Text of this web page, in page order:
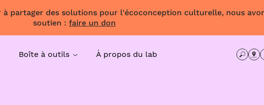
partager des solutions pour l'écoconception culturelle, nous
soutien : faire un don
Boîte à outils À propos du lab